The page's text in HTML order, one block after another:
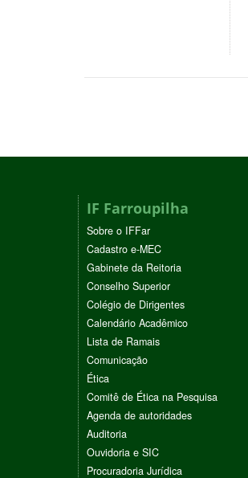
IF Farroupilha
Sobre o IFFar
Cadastro e-MEC
Gabinete da Reitoria
Conselho Superior
Colégio de Dirigentes
Calendário Acadêmico
Lista de Ramais
Comunicação
Ética
Comitê de Ética na Pesquisa
Agenda de autoridades
Auditoria
Ouvidoria e SIC
Procuradoria Jurídica